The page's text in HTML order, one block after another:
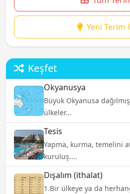
Yeni Terim
Keşfet
Okyanusya
Büyük Okyanusa
ülkeler...
Tesis
Yapma, kurma, temelini
kuruluş....
Dışalım (ithalat)
1.Bir ülkeye ya da